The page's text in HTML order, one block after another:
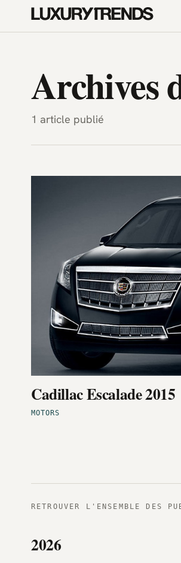
LuxuryTrends.fr —
Archives
1 article publié
MOTORS
Cadillac Escalade 2015
RETROUVER L'ENSEMBLE DES
2026